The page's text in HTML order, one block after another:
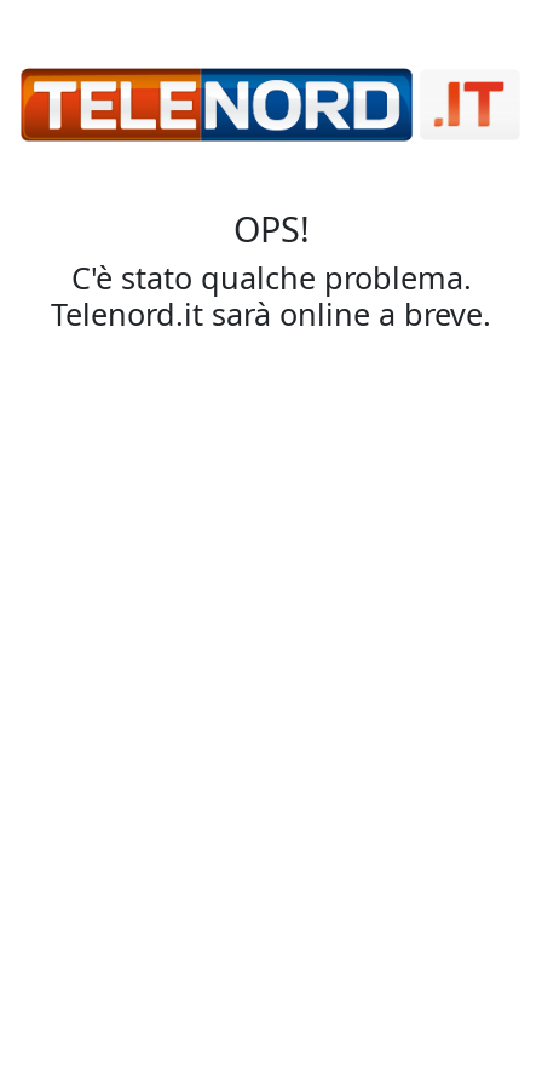
OPS!
C'è stato qualche problema.
Telenord.it sarà online a breve.